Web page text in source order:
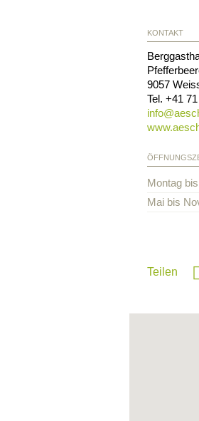
KONTAKT
9057
Tel. +41
info@
Montag
Mai bis
Teilen